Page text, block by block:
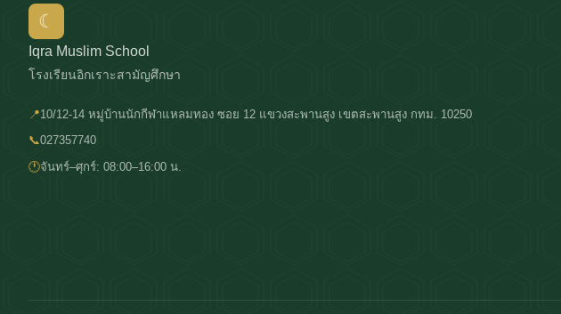
☾
Iqra Muslim School
โรงเรียนอิกเราะสามัญศึกษา
📍10/12-14 หมู่บ้านนักกีฬาแหลมทอง ซอย 12 แขวงสะพานสูง เขตสะพานสูง กทม. 10250
📞027357740
🕐จันทร์–ศุกร์: 08:00–16:00 น.